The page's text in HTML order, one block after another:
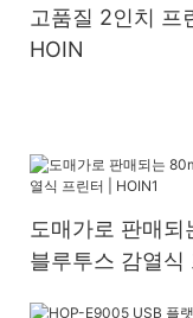
프린터
고품질 2인치 프
HOIN
도매가로 판매
블루투스 감열식